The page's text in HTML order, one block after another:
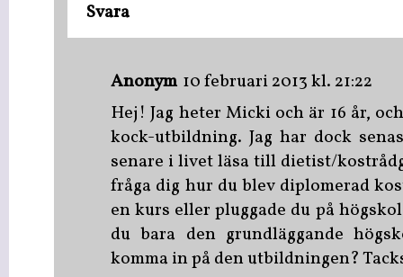
Svara
Anonym 10 februari 2013 kl. 21:22
Hej! Jag heter Micki och är 16 år,
kock-utbildning. Jag har dock
senare i livet läsa till dietist/
fråga dig hur du blev diplomerad
en kurs eller pluggade du på
du bara den grundläggande
komma in på den utbildningen?